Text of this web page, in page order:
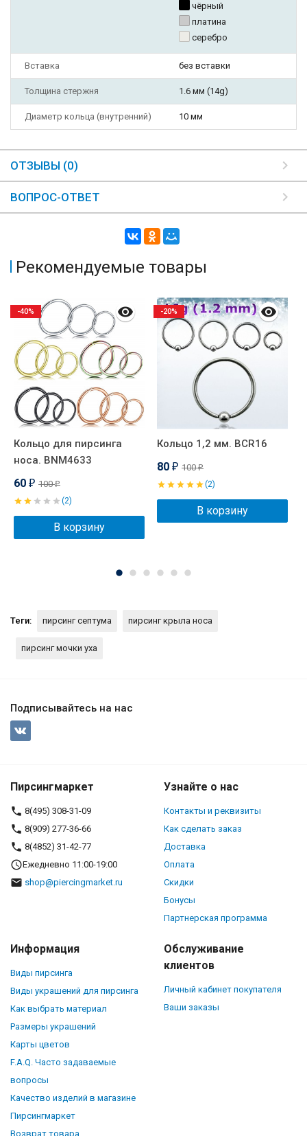
чёрный
платина
серебро
Вставка без вставки
Толщина стержня 1.6 мм (14g)
Диаметр кольца (внутренний) 10 мм
ОТЗЫВЫ (0)
ВОПРОС-ОТВЕТ
Рекомендуемые товары
Кольцо для пирсинга
носа. BNM4633
60 ₽ 100₽
(2)
В корзину
-40%
Кольцо 1,2 мм. BCR16
80 ₽ 100₽
(2)
В корзину
-20%
Теги: пирсинг септума пирсинг крыла носа
пирсинг мочки уха
Подписывайтесь на нас
Пирсингмаркет
8(495) 308-31-09
8(909) 277-36-66
8(4852) 31-42-77
Ежедневно 11:00-19:00
shop@piercingmarket.ru
Узнайте о нас
Контакты и реквизиты
Как сделать заказ
Доставка
Оплата
Скидки
Бонусы
Партнерская программа
Информация
Виды пирсинга
Виды украшений для пирсинга
Как выбрать материал
Размеры украшений
Карты цветов
F.A.Q. Часто задаваемые
вопросы
Качество изделий в магазине
Пирсингмаркет
Возврат товара
Обслуживание
клиентов
Личный кабинет покупателя
Ваши заказы